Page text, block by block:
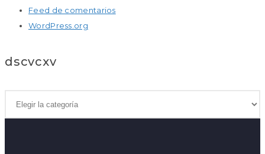
Feed de comentarios
WordPress.org
dscvcxv